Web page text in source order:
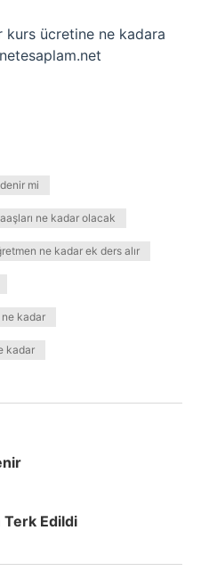
kurs ücretine ne kadara
mi
ne kadar olacak
ne kadar ek ders alır
kadar
kadar
Edildi